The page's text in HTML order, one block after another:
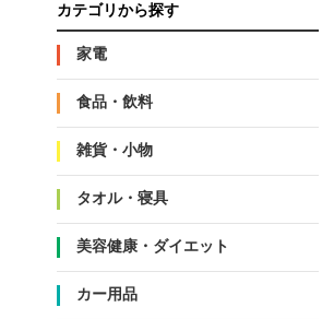
カテゴリから探す
家電
食品・飲料
雑貨・小物
タオル・寝具
美容健康・ダイエット
カー用品